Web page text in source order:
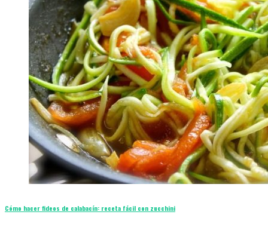
Cómo hacer fideos de calabacín: receta fácil con zucchini